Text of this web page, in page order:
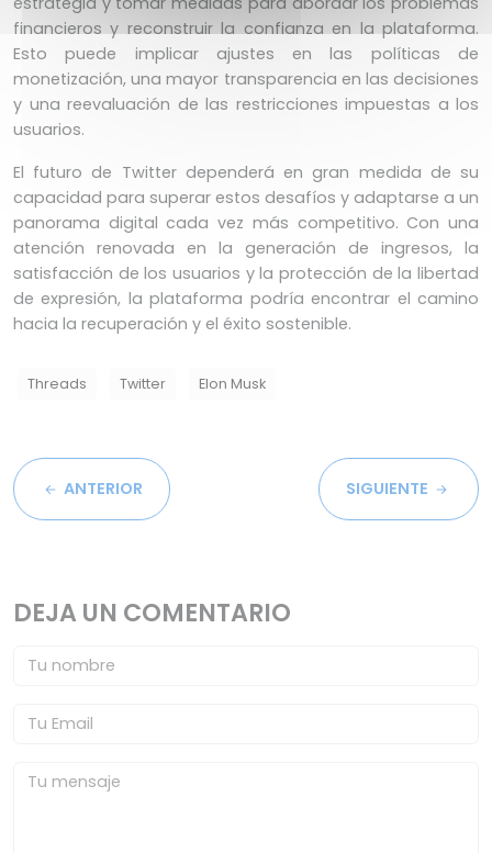
financieros y reconstruir la confianza en la plataforma.
Esto puede implicar ajustes en las políticas de
monetización, una mayor transparencia en las decisiones
y una reevaluación de las restricciones impuestas a los
usuarios.
El futuro de Twitter dependerá en gran medida de su
capacidad para superar estos desafíos y adaptarse a un
panorama digital cada vez más competitivo. Con una
atención renovada en la generación de ingresos, la
satisfacción de los usuarios y la protección de la libertad
de expresión, la plataforma podría encontrar el camino
hacia la recuperación y el éxito sostenible.
Threads Twitter Elon Musk
ANTERIOR SIGUIENTE
DEJA UN COMENTARIO